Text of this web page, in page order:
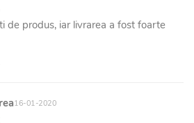
de produs, iar livrarea a fost foarte
16-01-2020